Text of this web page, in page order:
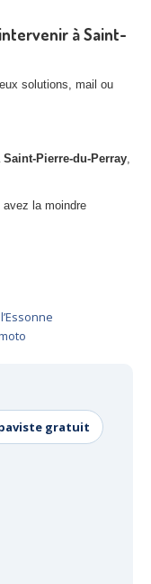
à Saint-
solutions, mail ou
Saint-Pierre-du-Perray,
avez la moindre
gratuit